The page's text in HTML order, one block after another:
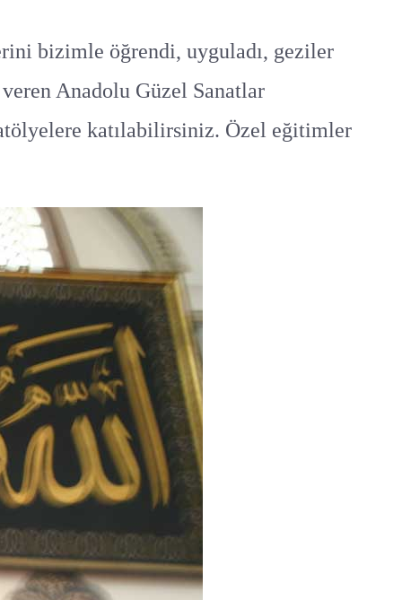
bizimle öğrendi, uyguladı, geziler
Anadolu Güzel Sanatlar
katılabilirsiniz. Özel eğitimler